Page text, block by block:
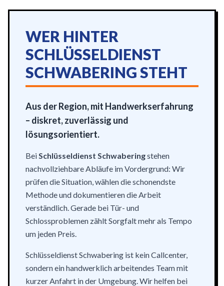
WER HINTER
SCHLÜSSELDIENST
SCHWABERING STEHT
Aus der Region, mit Handwerkserfahrung
– diskret, zuverlässig und
lösungsorientiert.
BeiSchlüsseldienst Schwaberingstehen
nachvollziehbare Abläufe im Vordergrund: Wir
prüfen die Situation, wählen die schonendste
Methode und dokumentieren die Arbeit
verständlich. Gerade bei Tür- und
Schlossproblemen zählt Sorgfalt mehr als Tempo
um jeden Preis.
Schlüsseldienst Schwabering ist kein Callcenter,
sondern ein handwerklich arbeitendes Team mit
kurzer Anfahrt in der Umgebung. Wir helfen bei